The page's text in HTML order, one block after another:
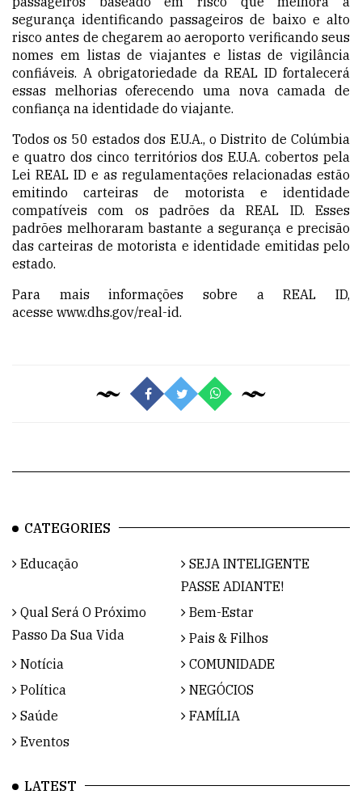
segurança identificando passageiros de baixo e alto
risco antes de chegarem ao aeroporto verificando seus
nomes em listas de viajantes e listas de vigilância
confiáveis. A obrigatoriedade da REAL ID fortalecerá
essas melhorias oferecendo uma nova camada de
confiança na identidade do viajante.
Todos os 50 estados dos E.U.A., o Distrito de Colúmbia
e quatro dos cinco territórios dos E.U.A. cobertos pela
Lei REAL ID e as regulamentações relacionadas estão
emitindo carteiras de motorista e identidade
compatíveis com os padrões da REAL ID. Esses
padrões melhoraram bastante a segurança e precisão
das carteiras de motorista e identidade emitidas pelo
estado.
Para mais informações sobre a REAL ID,
acesse www.dhs.gov/real-id.
CATEGORIES
Educação
SEJA INTELIGENTE
PASSE ADIANTE!
Qual Será O Próximo
Passo Da Sua Vida
Bem-Estar
Pais & Filhos
Notícia
COMUNIDADE
Política
NEGÓCIOS
Saúde
FAMÍLIA
Eventos
LATEST